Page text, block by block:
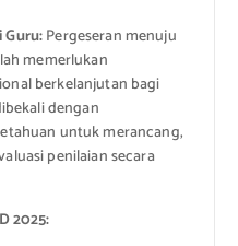
Guru:Pergeseran menuju
memerlukan
berkelanjutan bagi
dengan
untuk merancang,
penilaian secara
2025: